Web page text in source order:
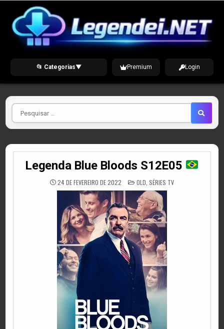
content
📂 Categorias▼ Premium Login
Pesquisar
por
Legenda Blue Bloods S12E05
24 DE FEVEREIRO DE 2022 POSTED
IN
OLD SÉRIES TV